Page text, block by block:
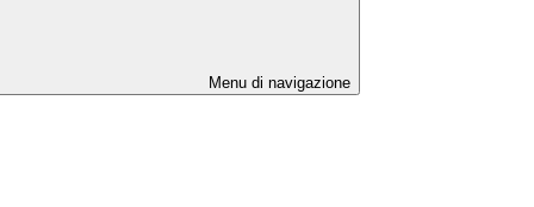
Menu di navigazione